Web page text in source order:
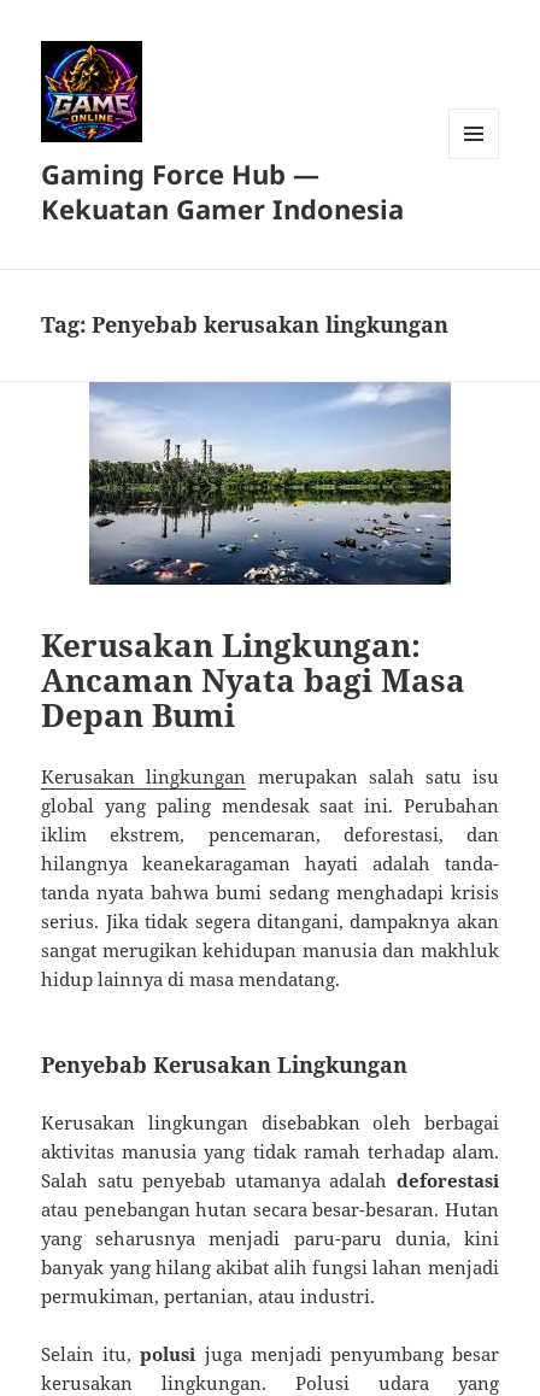
Gaming Force Hub —
Kekuatan Gamer Indonesia
Tag:Penyebab kerusakan lingkungan
Kerusakan Lingkungan:
Ancaman Nyata bagi Masa
Depan Bumi
Kerusakan lingkungan merupakan salah satu isu
global yang paling mendesak saat ini. Perubahan
iklim ekstrem, pencemaran, deforestasi, dan
hilangnya keanekaragaman hayati adalah tanda-
tanda nyata bahwa bumi sedang menghadapi krisis
serius. Jika tidak segera ditangani, dampaknya akan
sangat merugikan kehidupan manusia dan makhluk
hidup lainnya di masa mendatang.
Penyebab Kerusakan Lingkungan
Kerusakan lingkungan disebabkan oleh berbagai
aktivitas manusia yang tidak ramah terhadap alam.
Salah satu penyebab utamanya adalah deforestasi
atau penebangan hutan secara besar-besaran. Hutan
yang seharusnya menjadi paru-paru dunia, kini
banyak yang hilang akibat alih fungsi lahan menjadi
permukiman, pertanian, atau industri.
Selain itu,polusi juga menjadi penyumbang besar
kerusakan lingkungan. Polusi udara yang